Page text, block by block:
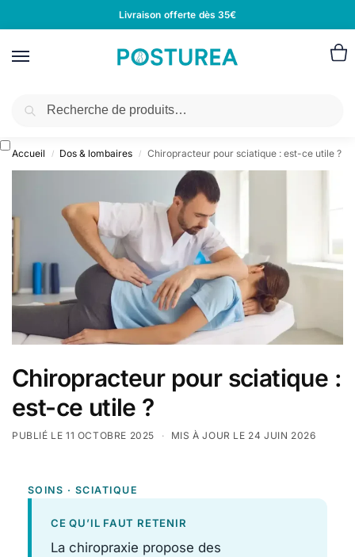
Livraison offerte dès 35€
Accueil / Dos & lombaires / Chiropracteur pour sciatique : est-ce utile ?
Chiropracteur pour sciatique :
est-ce utile ?
PUBLIÉ LE 11 OCTOBRE 2025 · MIS À JOUR LE 24 JUIN 2026
SOINS · SCIATIQUE
CE QU’IL FAUT RETENIR
La chiropraxie propose des